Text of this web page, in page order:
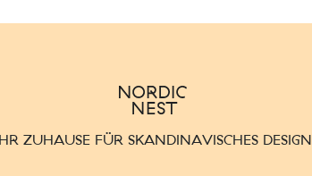
ZUHAUSE FÜR SKANDINAVISCHES DESIGN